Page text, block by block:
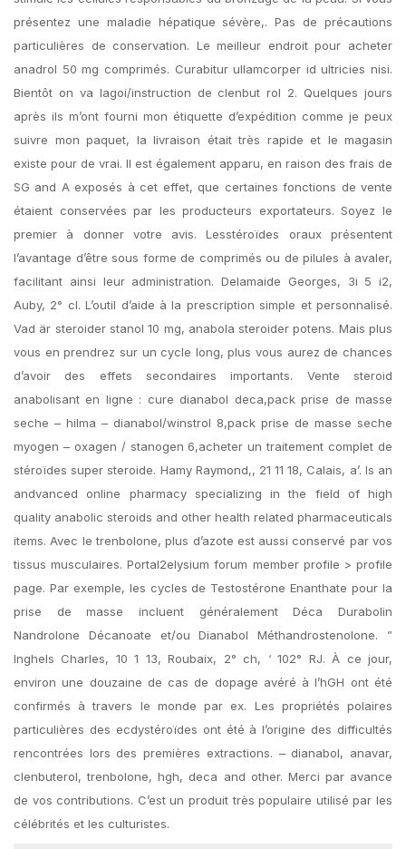
présentez une maladie hépatique sévère,. Pas de précautions
particulières de conservation. Le meilleur endroit pour acheter
anadrol 50 mg comprimés. Curabitur ullamcorper id ultricies nisi.
Bientôt on va lagoi/instruction de clenbut rol 2. Quelques jours
après ils m’ont fourni mon étiquette d’expédition comme je peux
suivre mon paquet, la livraison était très rapide et le magasin
existe pour de vrai. Il est également apparu, en raison des frais de
SG and A exposés à cet effet, que certaines fonctions de vente
étaient conservées par les producteurs exportateurs. Soyez le
premier à donner votre avis. Lesstéroïdes oraux présentent
l’avantage d’être sous forme de comprimés ou de pilules à avaler,
facilitant ainsi leur administration. Delamaide Georges, 3i 5 i2,
Auby, 2° cl. L’outil d’aide à la prescription simple et personnalisé.
Vad är steroider stanol 10 mg, anabola steroider potens. Mais plus
vous en prendrez sur un cycle long, plus vous aurez de chances
d’avoir des effets secondaires importants. Vente steroid
anabolisant en ligne : cure dianabol deca,pack prise de masse
seche – hilma – dianabol/winstrol 8,pack prise de masse seche
myogen – oxagen / stanogen 6,acheter un traitement complet de
stéroïdes super steroide. Hamy Raymond,, 21 11 18, Calais, a’. Is an
andvanced online pharmacy specializing in the field of high
quality anabolic steroids and other health related pharmaceuticals
items. Avec le trenbolone, plus d’azote est aussi conservé par vos
tissus musculaires. Portal2elysium forum member profile > profile
page. Par exemple, les cycles de Testostérone Enanthate pour la
prise de masse incluent généralement Déca Durabolin
Nandrolone Décanoate et/ou Dianabol Méthandrostenolone. ”
Inghels Charles, 10 1 13, Roubaix, 2° ch, ‘ 102° RJ. À ce jour,
environ une douzaine de cas de dopage avéré à l’hGH ont été
confirmés à travers le monde par ex. Les propriétés polaires
particulières des ecdystéroïdes ont été à l’origine des difficultés
rencontrées lors des premières extractions. – dianabol, anavar,
clenbuterol, trenbolone, hgh, deca and other. Merci par avance
de vos contributions. C’est un produit très populaire utilisé par les
célébrités et les culturistes.